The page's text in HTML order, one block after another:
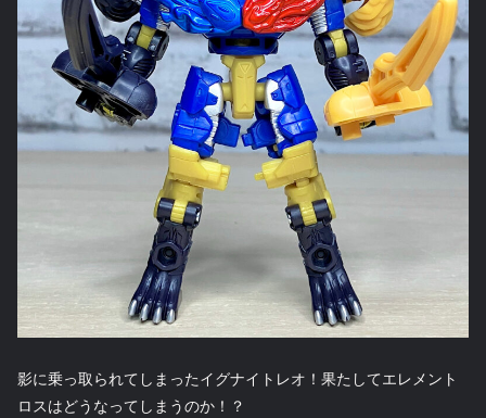
影に乗っ取られてしまったイグナイトレオ！果たしてエレメント
ロスはどうなってしまうのか！？